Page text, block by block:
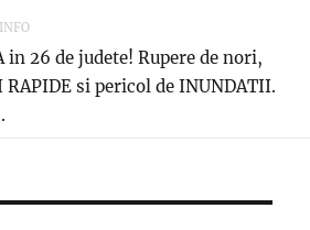
in 26 de judete! Rupere de nori,
RAPIDE si pericol de INUNDATII.